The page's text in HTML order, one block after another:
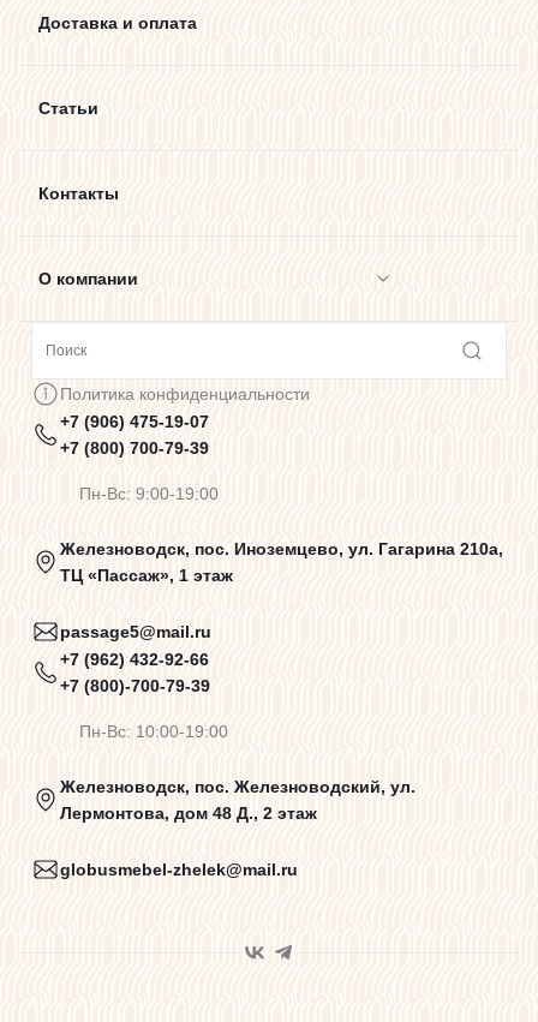
Доставка и оплата
Статьи
Контакты
О компании
Предупреждения о цветопередаче
Политика конфиденциальности
Пользовательское соглашение
Договор оферты
Программа лояльности
Карта сайта
Политика конфиденциальности
+7 (906) 475-19-07
+7 (800) 700-79-39
Пн-Вс: 9:00-19:00
Железноводск, пос. Иноземцево, ул. Гагарина 210а,
ТЦ «Пассаж», 1 этаж
passage5@mail.ru
+7 (962) 432-92-66
+7 (800)-700-79-39
Пн-Вс: 10:00-19:00
Железноводск, пос. Железноводский, ул.
Лермонтова, дом 48 Д., 2 этаж
globusmebel-zhelek@mail.ru